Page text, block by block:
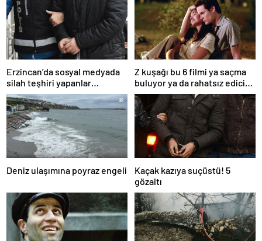
Erzincan’da sosyal medyada
silah teşhiri yapanlar
yakalandı
Z kuşağı bu 6 filmi ya saçma
buluyor ya da rahatsız edici
ve toksik!
Deniz ulaşımına poyraz engeli
Kaçak kazıya suçüstü! 5
gözaltı